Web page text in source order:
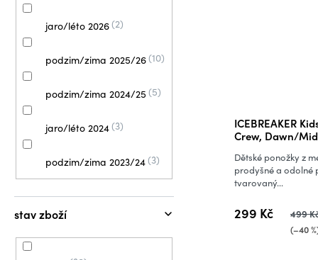
jaro/léto 2026 2
podzim/zima 2025/26 10
podzim/zima 2024/25 5
jaro/léto 2024 3
podzim/zima 2023/24 3
stav zboží
ICEBREAKER
Crew, Dawn/
299 Kč 499
(–40
Dětské ponožky z
prodyšné a odolné
tvarovaný...